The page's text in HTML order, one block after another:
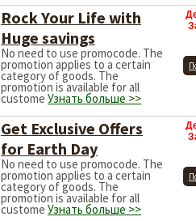
Rock Your Life with
Huge savings
No need to use promocode. The
promotion applies to a certain
category of goods. The
promotion is available for all
custome Узнать больше >>
Get Exclusive Offers
for Earth Day
No need to use promocode. The
promotion applies to a certain
category of goods. The
promotion is available for all
custome Узнать больше >>